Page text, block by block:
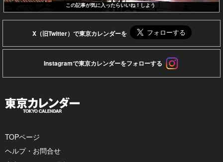
この記事が気に入ったらいいね！しよう
X（旧Twitter）で東京カレンダーを
Instagramで東京カレンダーをフォローする
TOPページ
ヘルプ・お問合せ